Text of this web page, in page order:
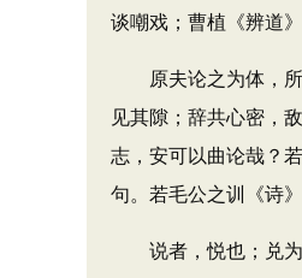
谈嘲戏；曹植《辨道
原夫论之为体，所
见其隙；辞共心密，
志，安可以曲论哉？
句。若毛公之训《诗
说者，悦也；兑为